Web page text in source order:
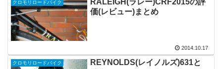
クロモリロードバイク
価(レビュー)まとめ
2014.10.17
クロモリロードバイク
REYNOLDS(レイノルズ)631と